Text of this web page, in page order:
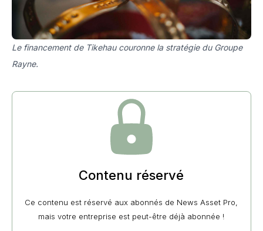
Le financement de Tikehau couronne la stratégie du Groupe
Rayne.
Contenu réservé
Ce contenu est réservé aux abonnés de News Asset Pro,
mais votre entreprise est peut-être déjà abonnée !